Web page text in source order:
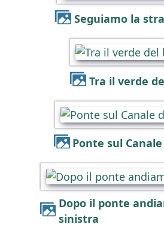
Seguiamo la
Tra il verde
Ponte sul
Dopo il ponte andiamo a
sinistra